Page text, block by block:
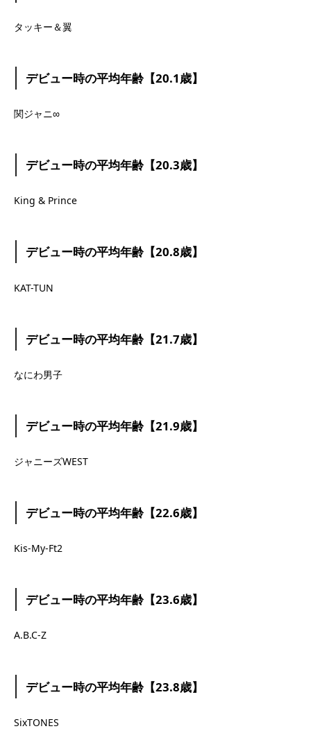
タッキー＆翼
デビュー時の平均年齢【20.1歳】
関ジャニ∞
デビュー時の平均年齢【20.3歳】
King & Prince
デビュー時の平均年齢【20.8歳】
KAT-TUN
デビュー時の平均年齢【21.7歳】
なにわ男子
デビュー時の平均年齢【21.9歳】
ジャニーズWEST
デビュー時の平均年齢【22.6歳】
Kis-My-Ft2
デビュー時の平均年齢【23.6歳】
A.B.C-Z
デビュー時の平均年齢【23.8歳】
SixTONES